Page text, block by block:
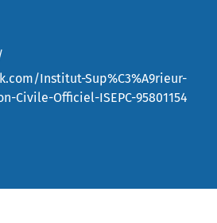
Institut-Sup%C3%A9rieur-
Civile-Officiel-ISEPC-95801154